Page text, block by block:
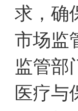
求，确
市场监
监管部
医疗与